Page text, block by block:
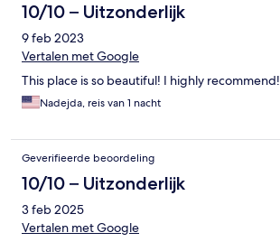
10/10 – Uitzonderlijk
9 feb 2023
Vertalen met Google
This place is so beautiful! I highly recommend!
Nadejda, reis van 1 nacht
Geverifieerde beoordeling
10/10 – Uitzonderlijk
3 feb 2025
Vertalen met Google